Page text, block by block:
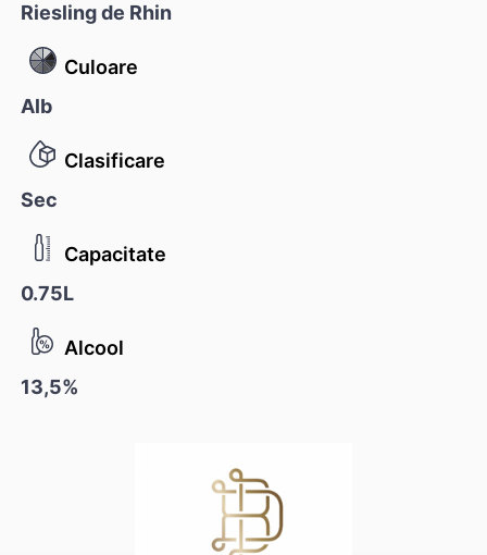
Riesling de Rhin
Culoare
Alb
Clasificare
Sec
Capacitate
0.75L
Alcool
13,5%